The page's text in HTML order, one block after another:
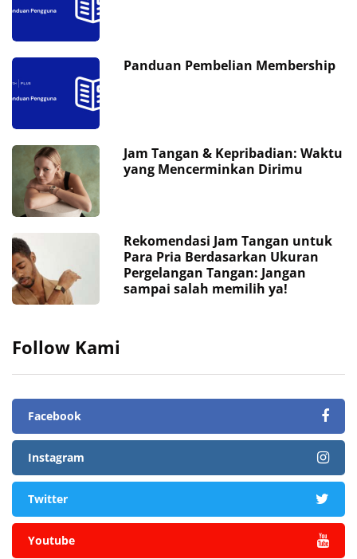
Panduan Pembelian Membership
Jam Tangan & Kepribadian: Waktu
yang Mencerminkan Dirimu
Rekomendasi Jam Tangan untuk
Para Pria Berdasarkan Ukuran
Pergelangan Tangan: Jangan
sampai salah memilih ya!
Follow Kami
Facebook
Instagram
Twitter
Youtube